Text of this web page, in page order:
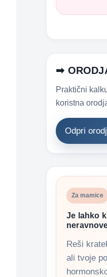
➡
Praktični
koristna
Odpri
Za mamice
Je lahko
Reši
ali tvoje